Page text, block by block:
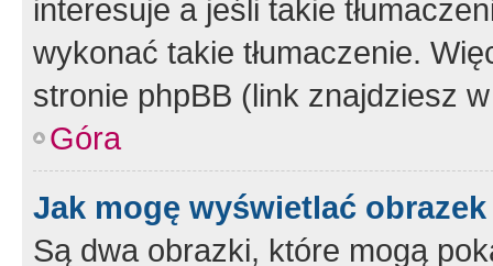
interesuje a jeśli takie
wykonać takie tłumaczenie.
stronie phpBB (link znajdziesz
Góra
Jak mogę wyświetlać
Są dwa obrazki, które mogą